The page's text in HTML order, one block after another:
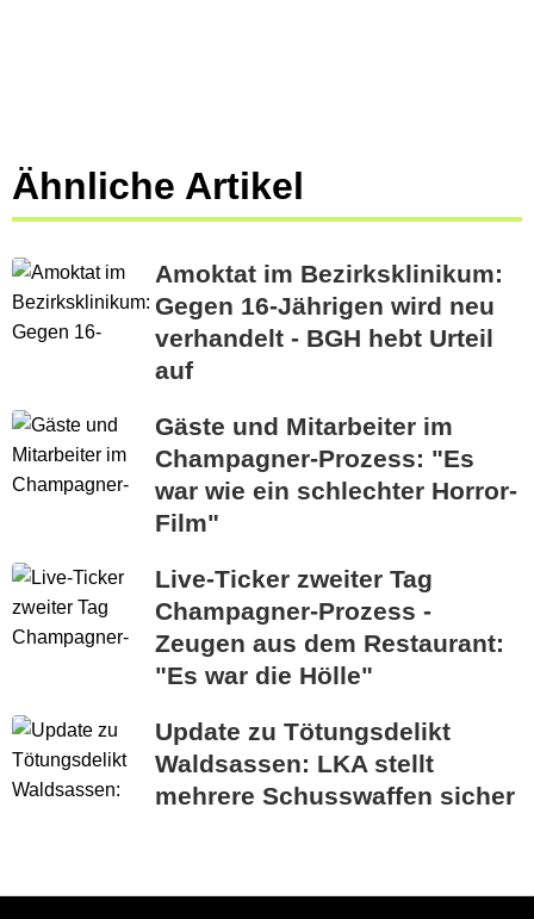
Ähnliche Artikel
Amoktat im Bezirksklinikum:
Gegen 16-Jährigen wird neu
verhandelt - BGH hebt Urteil
auf
Gäste und Mitarbeiter im
Champagner-Prozess: "Es
war wie ein schlechter Horror-
Film"
Live-Ticker zweiter Tag
Champagner-Prozess -
Zeugen aus dem Restaurant:
"Es war die Hölle"
Update zu Tötungsdelikt
Waldsassen: LKA stellt
mehrere Schusswaffen sicher